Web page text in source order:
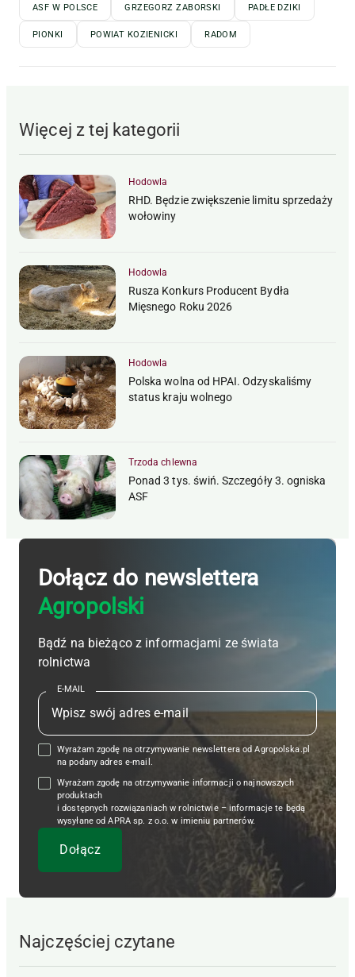
ASF W POLSCE GRZEGORZ ZABORSKI PADŁE DZIKI
PIONKI POWIAT KOZIENICKI RADOM
Więcej z tej kategorii
Hodowla
RHD. Będzie zwiększenie limitu sprzedaży
wołowiny
Hodowla
Rusza Konkurs Producent Bydła
Mięsnego Roku 2026
Hodowla
Polska wolna od HPAI. Odzyskaliśmy
status kraju wolnego
Trzoda chlewna
Ponad 3 tys. świń. Szczegóły 3. ogniska
ASF
Dołącz do newslettera
Agropolski
Bądź na bieżąco z informacjami ze świata
rolnictwa
E-MAIL
Wyrażam zgodę na otrzymywanie newslettera od Agropolska.pl
na podany adres e-mail.
Wyrażam zgodę na otrzymywanie informacji o najnowszych
produktach
i dostępnych rozwiązaniach w rolnictwie – informacje te będą
wysyłane od APRA sp. z o.o. w imieniu partnerów.
Najczęściej czytane